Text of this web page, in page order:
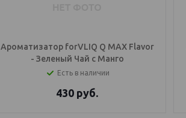
Ароматизатор forVLIQ Q MAX Flavor
- Зеленый Чай с Манго
Есть в наличии
430 руб.